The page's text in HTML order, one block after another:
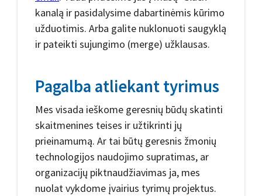
kanalą ir pasidalysime dabartinėmis kūrimo
užduotimis. Arba galite nuklonuoti saugyklą
ir pateikti sujungimo (merge) užklausas.
Pagalba atliekant tyrimus
Mes visada ieškome geresnių būdų skatinti
skaitmenines teises ir užtikrinti jų
prieinamumą. Ar tai būtų geresnis žmonių
technologijos naudojimo supratimas, ar
organizacijų piktnaudžiavimas ja, mes
nuolat vykdome įvairius tyrimų projektus.